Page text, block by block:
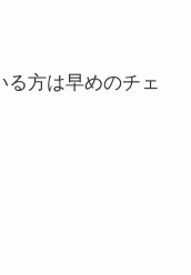
方は早めのチェ